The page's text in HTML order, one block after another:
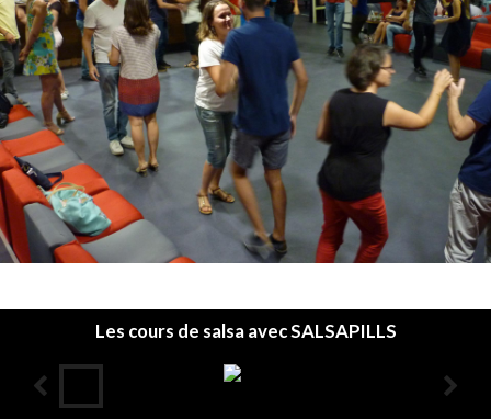
Les cours de salsa avec SALSAPILLS